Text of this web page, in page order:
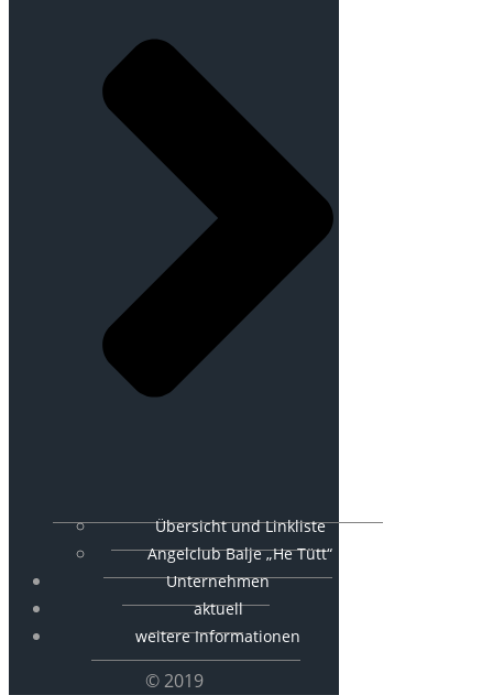
Übersicht und Linkliste
Angelclub Balje „He Tütt“
Unternehmen
aktuell
weitere Informationen
© 2019